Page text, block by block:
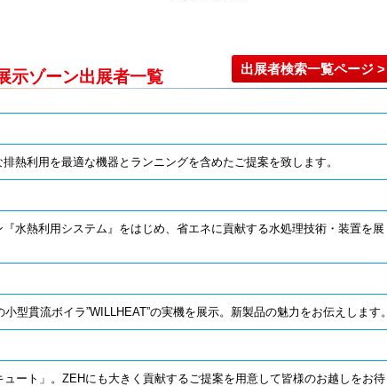
示ゾーン出展者一覧 出展者検索一覧ページ >
熱利用を最適な機器とランニングを含めたご提案を致します。
水熱利用システム』をはじめ、省エネに貢献する水処理技術・装置を展
型貫流ボイラ”WILLHEAT”の実機を展示。新製品の魅力をお伝えします。
ート」。ZEHにも大きく貢献するご提案を用意して皆様のお越しをお待